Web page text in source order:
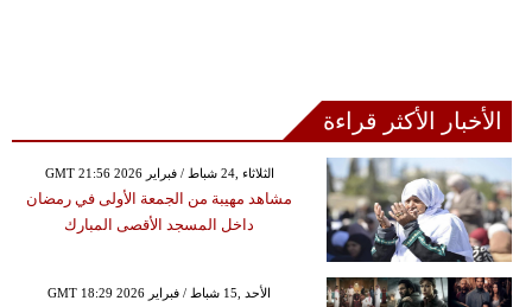
الأخبار الأكثر قراءة
GMT 21:56 2026 الثلاثاء ,24 شباط / فبراير
مشاهد مهيبة من الجمعة الأولى في رمضان
داخل المسجد الأقصى المبارك
GMT 18:29 2026 الأحد ,15 شباط / فبراير